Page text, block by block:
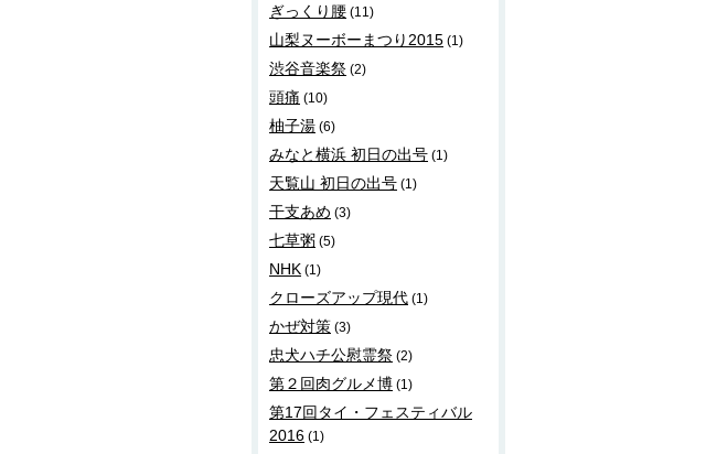
ぎっくり腰 (11)
山梨ヌーボーまつり2015 (1)
渋谷音楽祭 (2)
頭痛 (10)
柚子湯 (6)
みなと横浜 初日の出号 (1)
天覧山 初日の出号 (1)
干支あめ (3)
七草粥 (5)
NHK (1)
クローズアップ現代 (1)
かぜ対策 (3)
忠犬ハチ公慰霊祭 (2)
第２回肉グルメ博 (1)
第17回タイ・フェスティバル
2016 (1)